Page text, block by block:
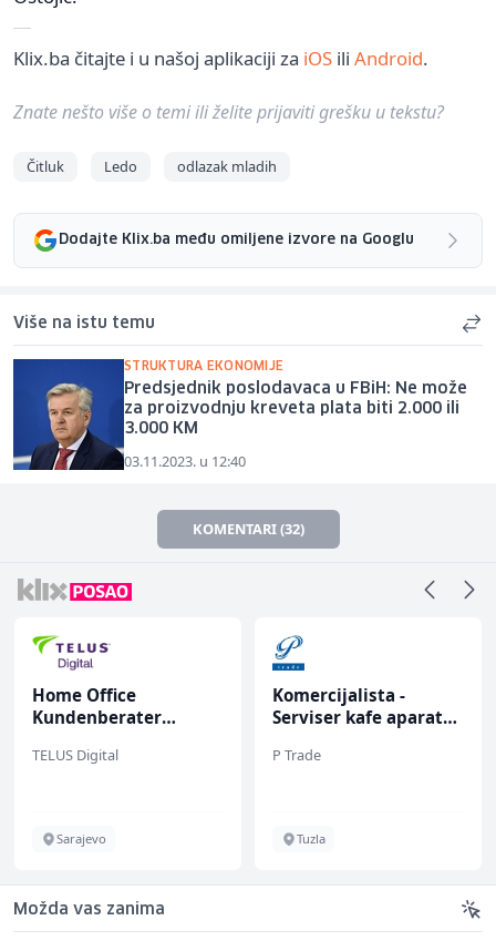
Klix.ba čitajte i u našoj aplikaciji za iOS ili Android.
Znate nešto više o temi ili želite prijaviti grešku u tekstu?
Čitluk Ledo odlazak mladih
Dodajte Klix.ba među omiljene izvore na Googlu
Više na istu temu
STRUKTURA EKONOMIJE
Predsjednik poslodavaca u FBiH: Ne može
za proizvodnju kreveta plata biti 2.000 ili
3.000 KM
03.11.2023. u 12:40
KOMENTARI (32)
Home Office
Kundenberater
TELUS Digital
Sarajevo
Komercijalista -
Serviser kafe aparata
P Trade
Tuzla
Možda vas zanima